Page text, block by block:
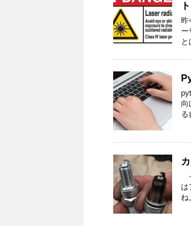
ト
昨
向
る
は
ね